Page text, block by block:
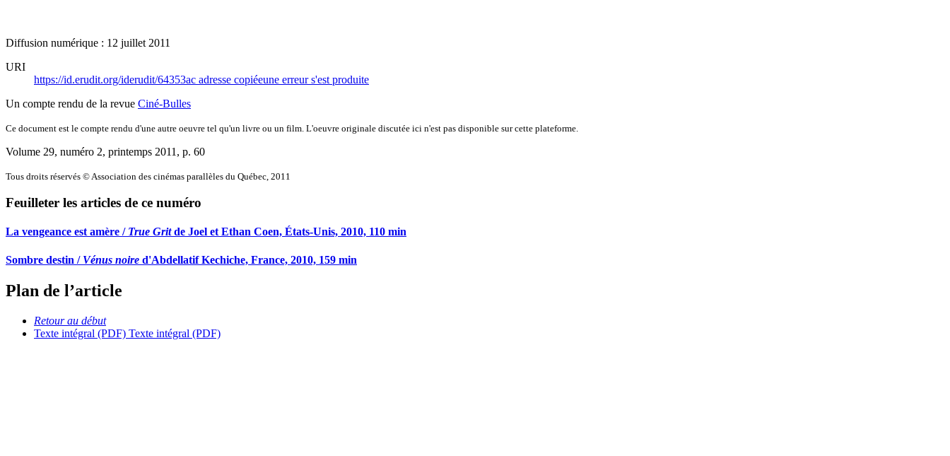
Diffusion numérique : 12 juillet 2011
URI
https://id.erudit.org/iderudit/64353ac adresse copiéeune erreur s'est produite
Un compte rendu de la revue Ciné-Bulles
Ce document est le compte rendu d'une autre oeuvre tel qu'un livre ou un film. L'oeuvre originale discutée ici n'est pas disponible sur cette plateforme.
Volume 29, numéro 2, printemps 2011 , p. 60
Tous droits réservés © Association des cinémas parallèles du Québec, 2011
Feuilleter les articles de ce numéro
La vengeance est amère / True Gritde Joel et Ethan Coen, États-Unis, 2010, 110 min
Sombre destin / Vénus noire d'Abdellatif Kechiche, France, 2010, 159 min
Plan de l’article
Retour au début
Texte intégral (PDF) Texte intégral (PDF)